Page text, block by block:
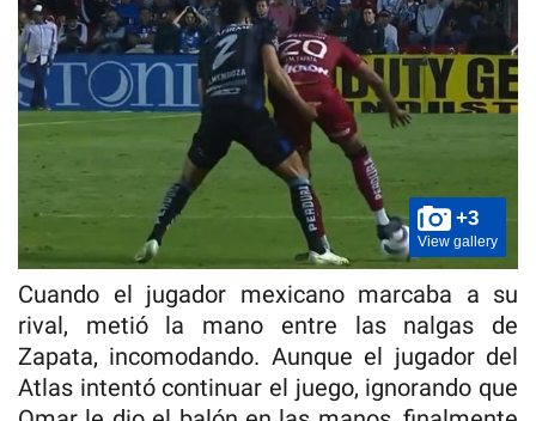
+3
View gallery
Cuando el jugador mexicano marcaba a su
rival, metió la mano entre las nalgas de
Zapata, incomodando. Aunque el jugador del
Atlas intentó continuar el juego, ignorando que